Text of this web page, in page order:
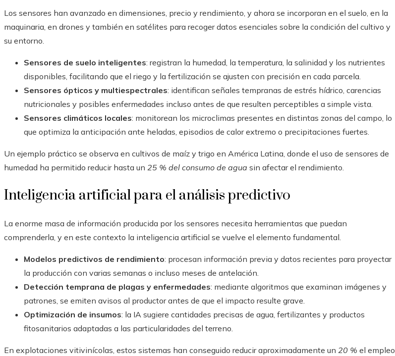
Los sensores han avanzado en dimensiones, precio y rendimiento, y ahora se incorporan en el suelo, en la
maquinaria, en drones y también en satélites para recoger datos esenciales sobre la condición del cultivo y
su entorno.
Sensores de suelo inteligentes: registran la humedad, la temperatura, la salinidad y los nutrientes
disponibles, facilitando que el riego y la fertilización se ajusten con precisión en cada parcela.
Sensores ópticos y multiespectrales: identifican señales tempranas de estrés hídrico, carencias
nutricionales y posibles enfermedades incluso antes de que resulten perceptibles a simple vista.
Sensores climáticos locales: monitorean los microclimas presentes en distintas zonas del campo, lo
que optimiza la anticipación ante heladas, episodios de calor extremo o precipitaciones fuertes.
Un ejemplo práctico se observa en cultivos de maíz y trigo en América Latina, donde el uso de sensores de
humedad ha permitido reducir hasta un 25 % del consumo de agua sin afectar el rendimiento.
Inteligencia artificial para el análisis predictivo
La enorme masa de información producida por los sensores necesita herramientas que puedan
comprenderla, y en este contexto la inteligencia artificial se vuelve el elemento fundamental.
Modelos predictivos de rendimiento: procesan información previa y datos recientes para proyectar
la producción con varias semanas o incluso meses de antelación.
Detección temprana de plagas y enfermedades: mediante algoritmos que examinan imágenes y
patrones, se emiten avisos al productor antes de que el impacto resulte grave.
Optimización de insumos: la IA sugiere cantidades precisas de agua, fertilizantes y productos
fitosanitarios adaptadas a las particularidades del terreno.
En explotaciones vitivinícolas, estos sistemas han conseguido reducir aproximadamente un 20 % el empleo